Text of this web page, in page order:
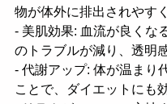
物が体外に排出されやす
- 美肌効果: 血流が良くな
のトラブルが減り、透明
- 代謝アップ: 体が温まり
ことで、ダイエットにも